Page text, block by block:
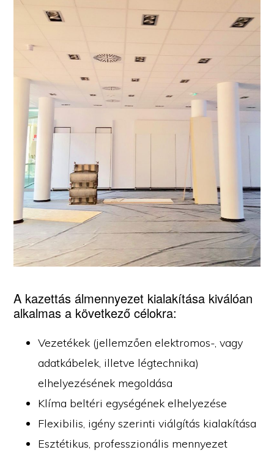
A kazettás álmennyezet kialakítása kiválóan
alkalmas a következő célokra:
Vezetékek (jellemzően elektromos-, vagy
adatkábelek, illetve légtechnika)
elhelyezésének megoldása
Klíma beltéri egységének elhelyezése
Flexibilis, igény szerinti viálgítás kialakítása
Esztétikus, professzionális mennyezet